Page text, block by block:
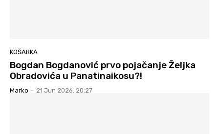
KOŠARKA
Bogdan Bogdanović prvo pojačanje Željka
Obradovića u Panatinaikosu?!
Marko - 21 Jun 2026. 20:27